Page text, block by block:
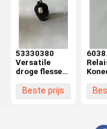
53330380
Versatile
droge flessen
Lift Truck
Beste prijs